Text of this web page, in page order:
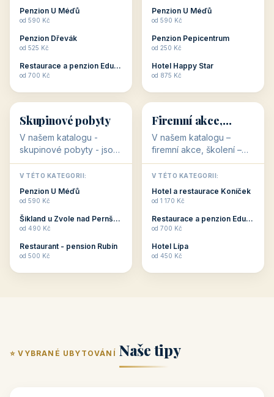
stavbou, polohou anebo
zaměřením nabízí
Romantické ...
Penzion U Méďů
od 590 Kč
Penzion Dřevák
od 525 Kč
Restaurace a penzion Eduard
od 700 Kč
milovníky cykloturistiky
připraveny. Většinou mají
Penzion U Méďů
od 590 Kč
Penzion Pepicentrum
od 250 Kč
Hotel Happy Star
od 875 Kč
👥
👥
32 objektů
Skupinové pobyty
V našem katalogu -
skupinové pobyty - jsou
pro Vás připraveny
objekty, které nabízí
ubytování skupin v
penzionech, hotelích a
Budete překva...
V TÉTO KATEGORII:
Penzion U Méďů
od 590 Kč
Šikland u Zvole nad Pernštejnem
od 490 Kč
Restaurant - pension Rubín
od 500 Kč
💼
💼
31 objektů
Firemní akce,
školení
V našem katalogu –
firemní akce, školení –
jsou pro Vás připraveny
objekty, které mají
zkušenosti pořádat i
menší firemní akce a
ob...
V TÉTO KATEGORII:
Hotel a restaurace Koníček
od 1 170 Kč
Restaurace a penzion Eduard
od 700 Kč
Hotel Lípa
od 450 Kč
⭐ VYBRANÉ UBYTOVÁNÍ Naše tipy